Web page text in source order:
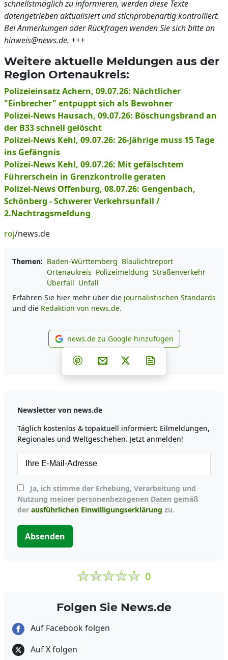
schnellstmöglich zu informieren, werden diese Texte
datengetrieben aktualisiert und stichprobenartig kontrolliert.
Bei Anmerkungen oder Rückfragen wenden Sie sich bitte an
hinweis@news.de. +++
Weitere aktuelle Meldungen aus der
Region Ortenaukreis:
Polizeieinsatz Achern, 09.07.26: Nächtlicher
"Einbrecher" entpuppt sich als Bewohner
Polizei-News Hausach, 09.07.26: Böschungsbrand an
der B33 schnell gelöscht
Polizei-News Kehl, 09.07.26: 26-Jährige muss 15 Tage
ins Gefängnis
Polizei-News Kehl, 09.07.26: Mit gefälschtem
Führerschein in Grenzkontrolle geraten
Polizei-News Offenburg, 08.07.26: Gengenbach,
Schönberg - Schwerer Verkehrsunfall /
2.Nachtragsmeldung
roj/news.de
Themen: Baden-Württemberg Blaulichtreport
Ortenaukreis Polizeimeldung Straßenverkehr
Überfall Unfall
Erfahren Sie hier mehr über die journalistischen Standards
und die Redaktion von news.de.
news.de zu Google
news.de zu Google hinzufügen
Teilen auf Facebook
Teilen auf Whatsapp
Teilen auf Telegram
Teilen auf Pinterest
Per E-Mail teilen
Post auf X
Newsletter von news.de
Täglich kostenlos & topaktuell informiert: Eilmeldungen,
Regionales und Weltgeschehen. Jetzt anmelden!
Nutzung meiner personenbezogenen Daten gemäß
der ausführlichen Einwilligungserklärung zu.
Absenden
0
Folgen Sie News.de
Auf Facebook folgen
Auf X folgen